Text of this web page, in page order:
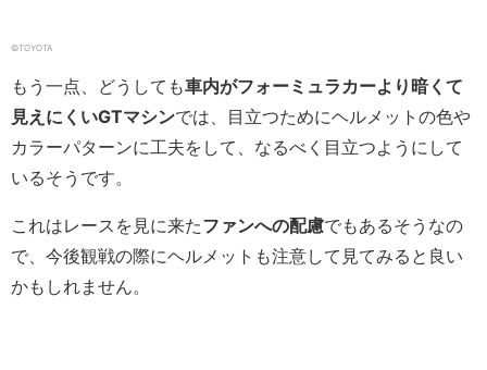
©TOYOTA
もう一点、どうしても車内がフォーミュラカーより暗くて
見えにくいGTマシンでは、目立つためにヘルメットの色や
カラーパターンに工夫をして、なるべく目立つようにして
いるそうです。
これはレースを見に来たファンへの配慮でもあるそうなの
で、今後観戦の際にヘルメットも注意して見てみると良い
かもしれません。